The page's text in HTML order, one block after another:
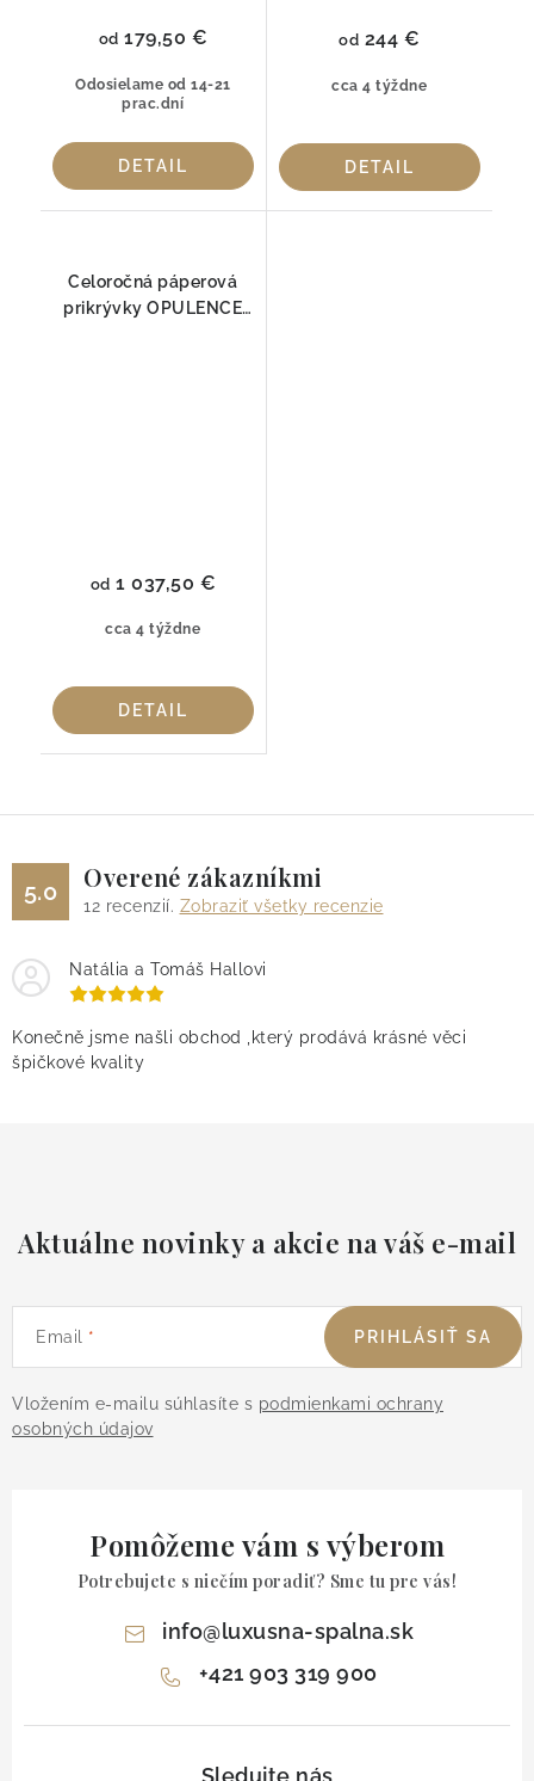
Odosielame od 14-21
prac.dní
od 179,50 €
DETAIL
cca 4 týždne
od 244 €
DETAIL
Celoročná páperová
prikrývky OPULENCE
cca 4 týždne
od 1 037,50 €
DETAIL
5.0 Overené zákazníkmi
12 recenzií. Zobraziť všetky recenzie
Natália a Tomáš Hallovi
Konečně jsme našli obchod ,který prodává krásné věci
špičkové kvality
Aktuálne novinky a akcie na váš e-mail
Email
Vložením e-mailu súhlasíte s podmienkami ochrany
osobných údajov
PRIHLÁSIŤ SA
Pomôžeme vám s výberom
Potrebujete s niečím poradiť? Sme tu pre vás!
info@luxusna-spalna.sk
+421 903 319 900